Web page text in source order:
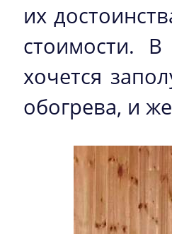
их
стоимости.
хочется
обогрева, и